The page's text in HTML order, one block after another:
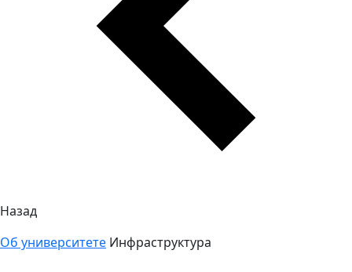
Назад
Об университете Инфраструктура